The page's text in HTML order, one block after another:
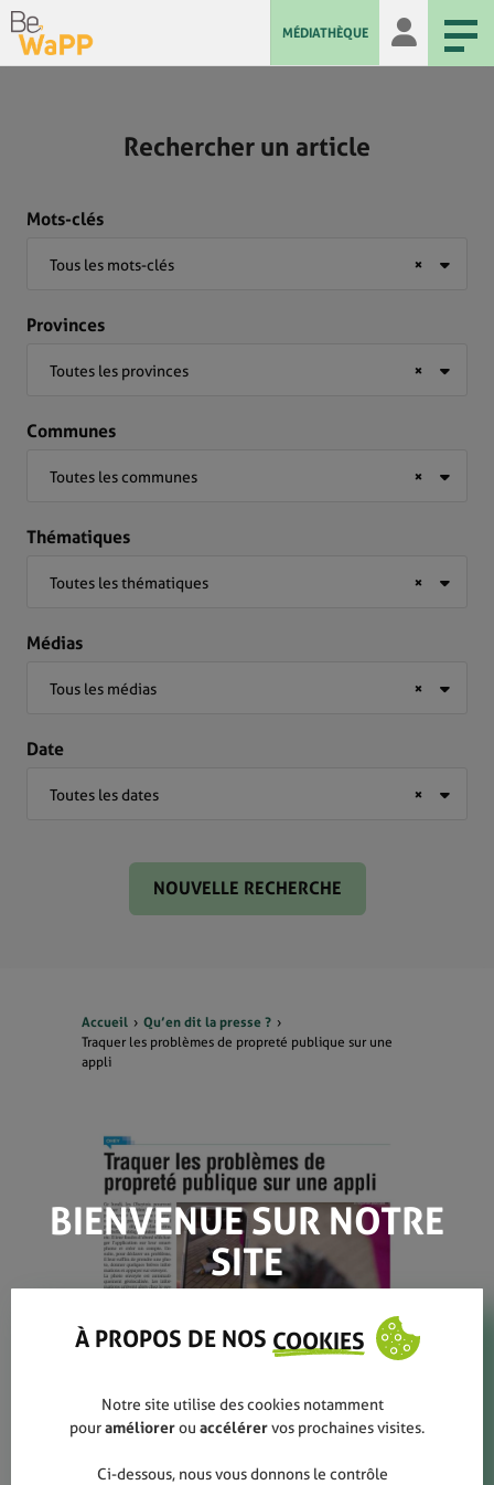
MÉDIATHÈQUE
Rechercher un article
Mots-clés
×
Tous les mots-clés
Provinces
×
Toutes les provinces
Communes
×
Toutes les communes
Thématiques
×
Toutes les thématiques
Médias
×
Tous les médias
Date
×
Toutes les dates
Accueil
Qu’en dit la presse ?
Traquer les problèmes de propreté publique sur une
appli
BIENVENUE SUR NOTRE
SITE
À PROPOS DE NOS COOKIES
Notre site utilise des cookies notamment
pouraméliorerou accélérervos prochaines visites.
Ci-dessous, nous vous donnons le contrôle